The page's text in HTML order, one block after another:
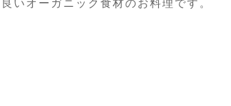
いオーガニック食材のお料理です。